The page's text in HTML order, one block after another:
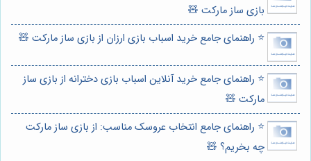
بازی ساز مارکت 🧸
⭐️ راهنمای جامع خرید اسباب بازی ارزان از بازی ساز مارکت 🧸
⭐️ راهنمای جامع خرید آنلاین اسباب بازی دخترانه از بازی ساز
مارکت 🧸
⭐️ راهنمای جامع انتخاب عروسک مناسب: از بازی ساز مارکت
چه بخریم؟ 🧸